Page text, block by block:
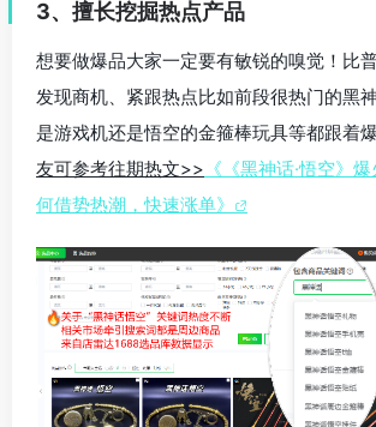
3、擅长挖掘热点产品
想要做爆品大家一定要有敏锐的嗅觉！比
发现商机、紧跟热点比如前段很热门的黑
是游戏机还是悟空的金箍棒玩具等都跟着
友可参考往期热文>> 《《黑神话·悟空》
何借势热潮，快速涨单》